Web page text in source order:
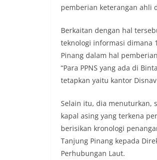
pemberian keterangan ahli
Berkaitan dengan hal
teknologi informasi dimana
Pinang dalam hal
“Para PPNS yang ada di
tetapkan yaitu kantor
Selain itu, dia menuturkan,
kapal asing yang terkena
berisikan kronologi
Tanjung Pinang kepada
Perhubungan Laut.